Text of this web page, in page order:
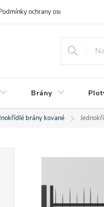
ochrany osobních údajů
Brány
brány kované